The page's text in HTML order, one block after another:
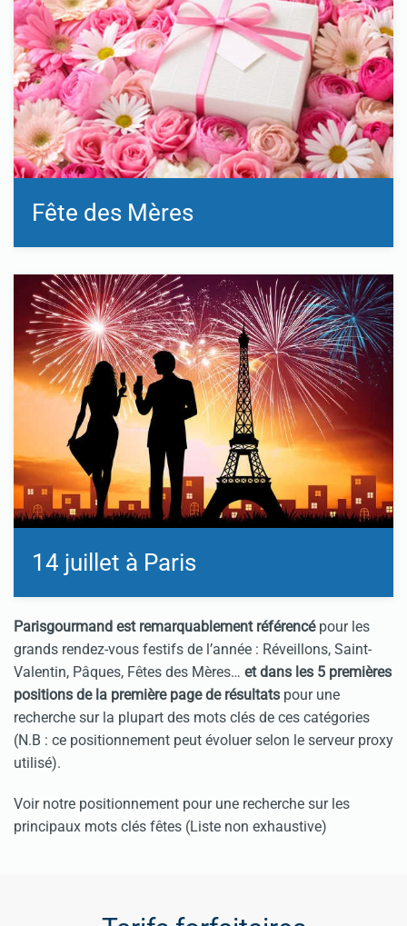
Fête des Mères
14 juillet à Paris
Parisgourmand est remarquablement référencépour les
grands rendez-vous festifs de l’année : Réveillons, Saint-
Valentin, Pâques, Fêtes des Mères… et dans les 5 premières
positions de la première page de résultats pour une
recherche sur la plupart des mots clés de ces catégories
(N.B : ce positionnement peut évoluer selon le serveur proxy
utilisé).
Voir notre positionnement pour une recherche sur les
principaux mots clés fêtes (Liste non exhaustive)